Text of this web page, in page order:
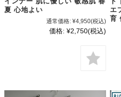
夏 心地よい
通常価格: ¥4,950(税込)
価格: ¥2,750(税込)
エ
育